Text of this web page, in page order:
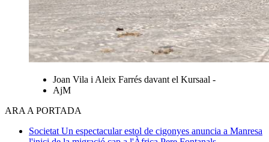
Joan Vila i Aleix Farrés davant el Kursaal -
AjM
ARA A PORTADA
Societat Un espectacular estol de cigonyes anuncia a Manresa